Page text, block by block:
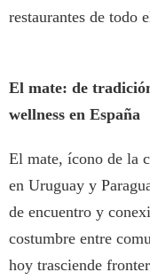
restaurantes de todo
El mate: de
wellness en España
El mate, ícono de la
en Uruguay y
de encuentro y
costumbre entre
hoy trasciende